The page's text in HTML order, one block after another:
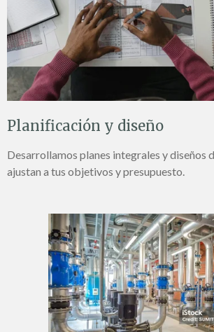
Planificación y diseño
Desarrollamos planes integrales y diseños
ajustan a tus objetivos y presupuesto.